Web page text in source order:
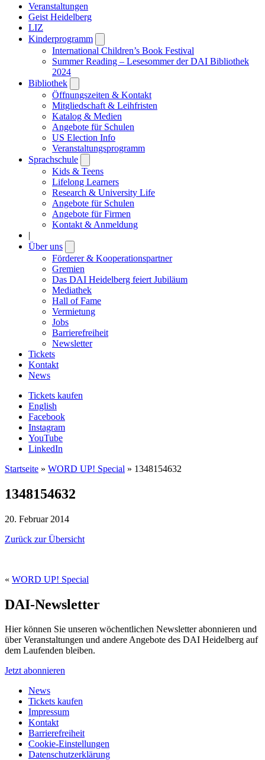
Veranstaltungen
Geist Heidelberg
LIZ
Kinderprogramm
submenu
International Children’s Book Festival
Summer Reading – Lesesommer der DAI Bibliothek
2024
Bibliothek
submenu
Öffnungszeiten & Kontakt
Mitgliedschaft & Leihfristen
Katalog & Medien
Angebote für Schulen
US Election Info
Veranstaltungsprogramm
Sprachschule
submenu
Kids & Teens
Lifelong Learners
Research & University Life
Angebote für Schulen
Angebote für Firmen
Kontakt & Anmeldung
|
Über uns
submenu
Förderer & Kooperationspartner
Gremien
Das DAI Heidelberg feiert Jubiläum
Mediathek
Hall of Fame
Vermietung
Jobs
Barrierefreiheit
Newsletter
Tickets
Kontakt
News
Tickets kaufen
English
Facebook
Instagram
YouTube
LinkedIn
Startseite » WORD UP! Special » 1348154632
1348154632
20. Februar 2014
Zurück zur Übersicht
« WORD UP! Special
DAI-Newsletter
Hier können Sie unseren wöchentlichen Newsletter abonnieren und
über Veranstaltungen und andere Angebote des DAI Heidelberg auf
dem Laufenden bleiben.
Jetzt abonnieren
News
Tickets kaufen
Impressum
Kontakt
Barrierefreiheit
Cookie-Einstellungen
Datenschutzerklärung